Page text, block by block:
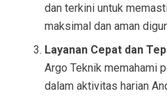
dan terkini untuk
maksimal dan aman
Layanan Cepat dan
Argo Teknik memahami
dalam aktivitas harian